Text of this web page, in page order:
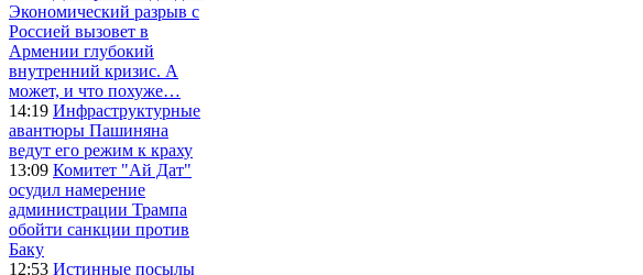
Экономический разрыв с
Россией вызовет в
Армении глубокий
внутренний кризис. А
может, и что похуже…
14:19 Инфраструктурные
авантюры Пашиняна
ведут его режим к краху
13:09 Комитет "Ай Дат"
осудил намерение
администрации Трампа
обойти санкции против
Баку
12:53 Истинные посылы